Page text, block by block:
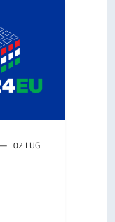
02 LUG